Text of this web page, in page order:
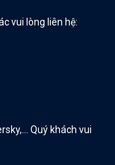
vui lòng liên hệ:
Quý khách vui